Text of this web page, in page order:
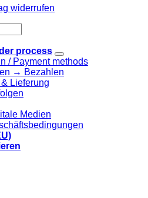
widerrufen
process
/ Payment methods
→ Bezahlen
Lieferung
Medien